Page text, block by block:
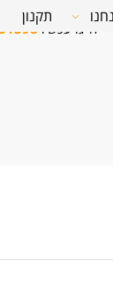
חייגו עכשיו
תקנון